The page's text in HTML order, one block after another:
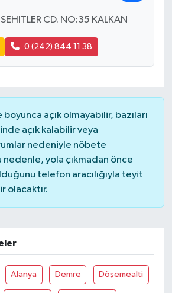
CD. NO:35 KALKAN
0 (242) 844 11 38
açık olmayabilir, bazıları
açık kalabilir veya
nedeniyle nöbete
yola çıkmadan önce
telefon aracılığıyla teyit
olacaktır.
Alanya Demre Döşemealti